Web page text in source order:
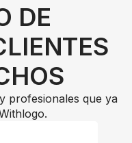
DE
profesionales que ya